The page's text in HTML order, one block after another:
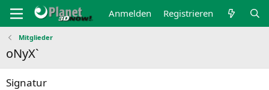
Anmelden Registrieren
Mitglieder
oNyX`
Signatur